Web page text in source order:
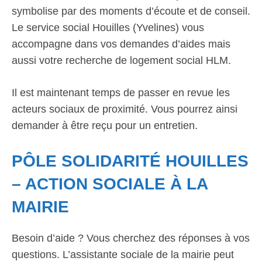
symbolise par des moments d’écoute et de conseil.
Le service social Houilles (Yvelines) vous
accompagne dans vos demandes d’aides mais
aussi votre recherche de logement social HLM.
Il est maintenant temps de passer en revue les
acteurs sociaux de proximité. Vous pourrez ainsi
demander à être reçu pour un entretien.
PÔLE SOLIDARITÉ HOUILLES
– ACTION SOCIALE À LA
MAIRIE
Besoin d’aide ? Vous cherchez des réponses à vos
questions. L’assistante sociale de la mairie peut